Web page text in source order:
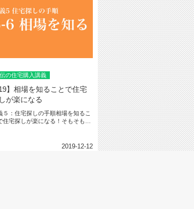
の住宅購入講義
19】相場を知ることで住宅
が楽になる
５：住宅探しの手順相場を知るこ
住宅探しが楽になる！そもそも住
2019-12-12